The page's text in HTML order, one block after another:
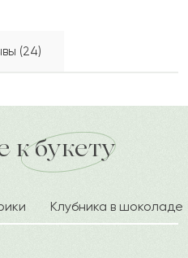
(24)
часа
2022-11-10
2022-08-11
2022-06-15
к букету
Клубника в шоколаде